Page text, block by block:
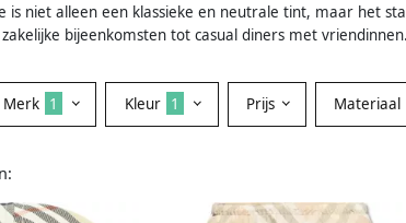
is niet alleen een klassieke en neutrale tint, maar het
bijeenkomsten tot casual diners met vriendinnen.
Merk 1 Kleur 1 Prijs Materiaal